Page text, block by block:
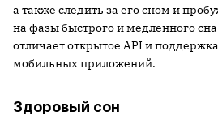
а также следить за его сном и
на фазы быстрого и медленного
отличает открытое API и
мобильных приложений.
Здоровый сон